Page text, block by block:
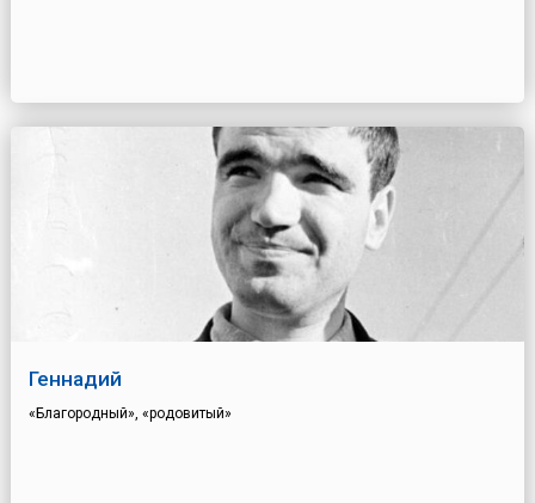
Геннадий
«Благородный», «родовитый»